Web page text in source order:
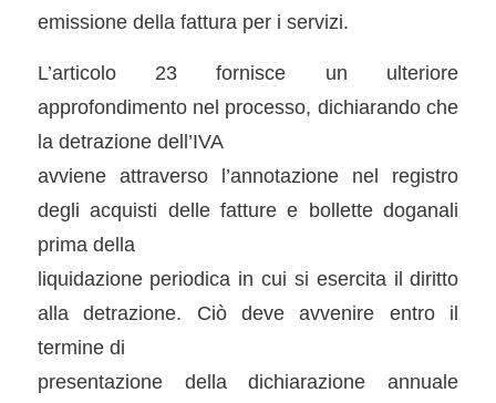
emissione della fattura per i servizi.
L’articolo 23 fornisce un ulteriore
approfondimento nel processo, dichiarando che
la detrazione dell’IVA
avviene attraverso l’annotazione nel registro
degli acquisti delle fatture e bollette doganali
prima della
liquidazione periodica in cui si esercita il diritto
alla detrazione. Ciò deve avvenire entro il
termine di
presentazione della dichiarazione annuale